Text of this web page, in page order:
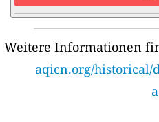
Weitere Informationen
aqicn.org/historical/